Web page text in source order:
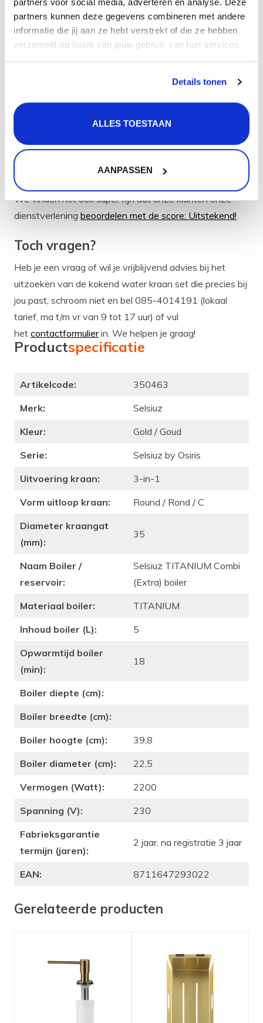
partners voor social media, adverteren en analyse. Deze
partners kunnen deze gegevens combineren met andere
informatie die jij aan ze hebt verstrekt of die ze hebben
verzameld op basis van jouw gebruik van hun services.
Details tonen
ALLES TOESTAAN
AANPASSEN
Osiris 3-in-1 kraan set professioneel en snel kunt
aansluiten!
Bestel gerust bij CreateMyOwn.nl
Gratis verzending vanaf 50 euro,
Gratis retourneren,
Levering in heel Nederland en België.
We vinden het ook super fijn dat onze klanten onze
dienstverlening beoordelen met de score: Uitstekend!
Toch vragen?
Heb je een vraag of wil je vrijblijvend advies bij het
uitzoeken van de kokend water kraan set die precies bij
jou past, schroom niet en bel 085-4014191 (lokaal
tarief, ma t/m vr van 9 tot 17 uur) of vul
het contactformulierin. We helpen je graag!
Productspecificatie
Artikelcode:
350463
Merk:
Selsiuz
Kleur:
Gold / Goud
Serie:
Selsiuz by Osiris
Uitvoering kraan:
3-in-1
Vorm uitloop kraan:
Round / Rond / C
Diameter kraangat
(mm):
35
Naam Boiler /
reservoir:
Selsiuz TITANIUM Combi
(Extra) boiler
Materiaal boiler:
TITANIUM
Inhoud boiler (L):
5
Opwarmtijd boiler
(min):
18
Boiler diepte (cm):
Boiler breedte (cm):
Boiler hoogte (cm):
39,8
Boiler diameter (cm):
22,5
Vermogen (Watt):
2200
Spanning (V):
230
Fabrieksgarantie
termijn (jaren):
2 jaar, na registratie 3 jaar
EAN: 8711647293022
Gerelateerde producten